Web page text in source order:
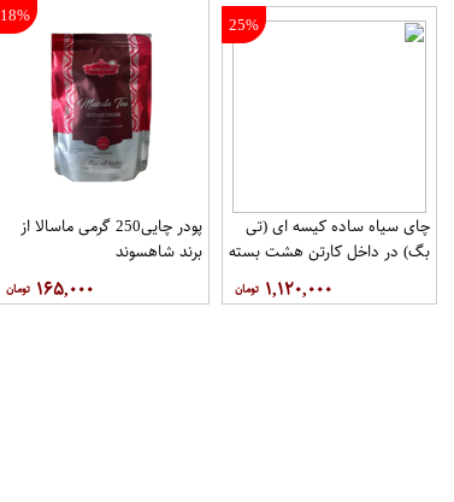
25%
چای سیاه ساده کیسه ای (تی
بگ) در داخل کارتن هشت بسته
۱,۱۲۰,۰۰۰
18%
پودر چایی250 گرمی ماسالا از
برند شاهسوند
۱۶۵,۰۰۰